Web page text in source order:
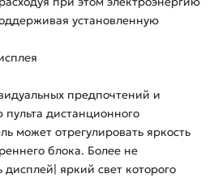
установленную
предпочтений и
дистанционного
может отрегулировать яркость
блока. Более не
дисплей| яркий свет которого